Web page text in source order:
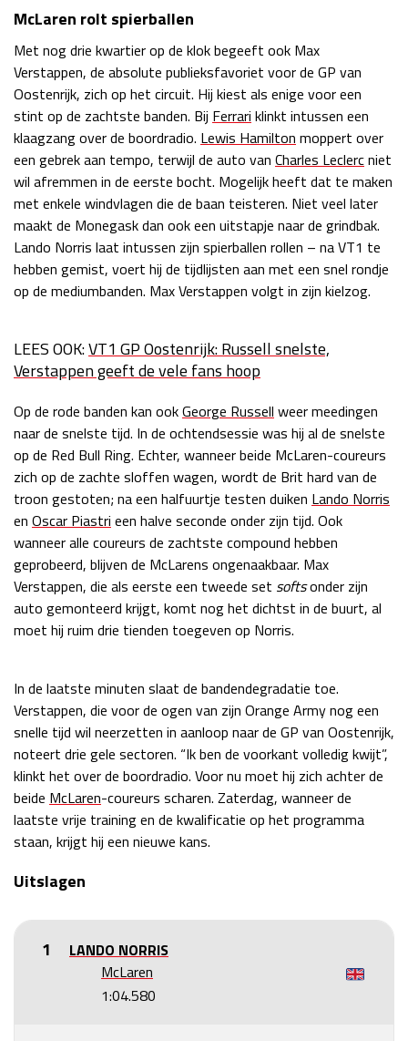
Kwalificatie
za 19:00 - 20:00
Race
zo 17:00 - 19:00
McLaren rolt spierballen
Met nog drie kwartier op de klok begeeft ook Max
Verstappen, de absolute publieksfavoriet voor de GP van
Oostenrijk, zich op het circuit. Hij kiest als enige voor een
stint op de zachtste banden. Bij Ferrari klinkt intussen een
klaagzang over de boordradio. Lewis Hamilton moppert over
een gebrek aan tempo, terwijl de auto van Charles Leclercniet
wil afremmen in de eerste bocht. Mogelijk heeft dat te maken
met enkele windvlagen die de baan teisteren. Niet veel later
maakt de Monegask dan ook een uitstapje naar de grindbak.
Lando Norris laat intussen zijn spierballen rollen – na VT1 te
hebben gemist, voert hij de tijdlijsten aan met een snel rondje
op de mediumbanden. Max Verstappen volgt in zijn kielzog.
LEES OOK:VT1 GP Oostenrijk: Russell snelste,
Verstappen geeft de vele fans hoop
Op de rode banden kan ookGeorge Russell weer meedingen
naar de snelste tijd. In de ochtendsessie was hij al de snelste
op de Red Bull Ring. Echter, wanneer beide McLaren-coureurs
zich op de zachte sloffen wagen, wordt de Brit hard van de
troon gestoten; na een halfuurtje testen duiken Lando Norris
en Oscar Piastri een halve seconde onder zijn tijd. Ook
wanneer alle coureurs de zachtste compound hebben
geprobeerd, blijven de McLarens ongenaakbaar. Max
Verstappen, die als eerste een tweede set softsonder zijn
auto gemonteerd krijgt, komt nog het dichtst in de buurt, al
moet hij ruim drie tienden toegeven op Norris.
In de laatste minuten slaat de bandendegradatie toe.
Verstappen, die voor de ogen van zijn Orange Army nog een
snelle tijd wil neerzetten in aanloop naar de GP van Oostenrijk,
noteert drie gele sectoren. “Ik ben de voorkant volledig kwijt”,
klinkt het over de boordradio. Voor nu moet hij zich achter de
beide McLaren-coureurs scharen. Zaterdag, wanneer de
laatste vrije training en de kwalificatie op het programma
staan, krijgt hij een nieuwe kans.
Uitslagen
LANDO NORRIS
McLaren
1:04.580